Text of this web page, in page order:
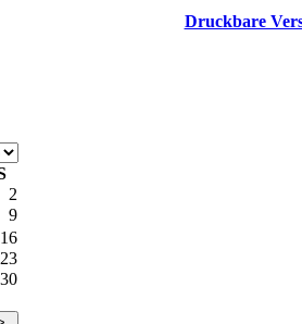
2
9
16
23
30
Druckbare